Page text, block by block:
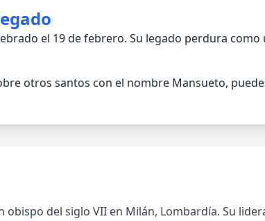
el 19 de febrero. Su legado perdura
otros santos con el nombre Mansueto,
obispo del siglo VII en Milán, Lombardía. Su